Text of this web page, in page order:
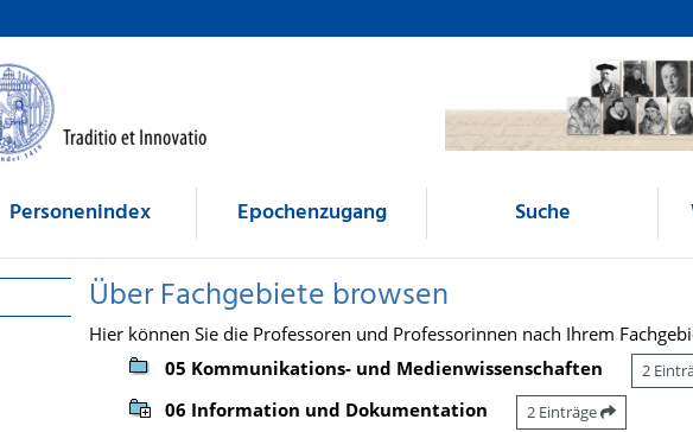
Personenindex Epochenzugang Suche
Über Fachgebiete browsen
Hier können Sie die Professoren und Professorinnen nach Ihrem
05 Kommunikations- und Medienwissenschaften
2
06 Information und Dokumentation 2 Einträge